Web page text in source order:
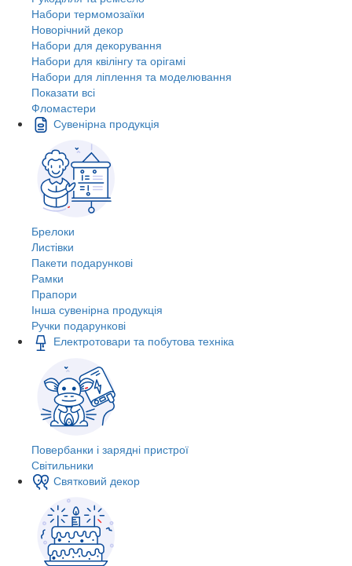
Набори термомозаїки
Новорічний декор
Набори для декорування
Набори для квілінгу та орігамі
Набори для ліплення та моделювання
Показати всі
Фломастери
Сувенірна продукція
Брелоки
Листівки
Пакети подарункові
Рамки
Прапори
Інша сувенірна продукція
Ручки подарункові
Електротовари та побутова техніка
Повербанки і зарядні пристрої
Світильники
Святковий декор